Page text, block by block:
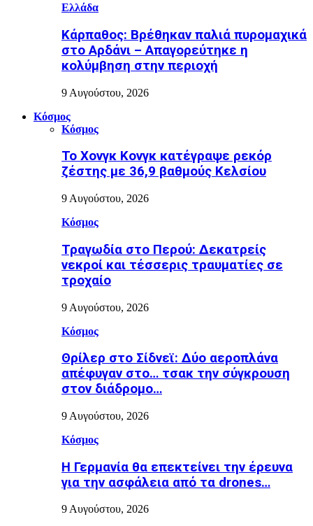
Ελλάδα
Κάρπαθος: Βρέθηκαν παλιά πυρομαχικά
στο Αρδάνι – Απαγορεύτηκε η
κολύμβηση στην περιοχή
9 Αυγούστου, 2026
Κόσμος
Κόσμος
Το Χονγκ Κονγκ κατέγραψε ρεκόρ
ζέστης με 36,9 βαθμούς Κελσίου
9 Αυγούστου, 2026
Κόσμος
Τραγωδία στο Περού: Δεκατρείς
νεκροί και τέσσερις τραυματίες σε
τροχαίο
9 Αυγούστου, 2026
Κόσμος
Θρίλερ στο Σίδνεϊ: Δύο αεροπλάνα
απέφυγαν στο… τσακ την σύγκρουση
στον διάδρομο…
9 Αυγούστου, 2026
Κόσμος
Η Γερμανία θα επεκτείνει την έρευνα
για την ασφάλεια από τα drones…
9 Αυγούστου, 2026